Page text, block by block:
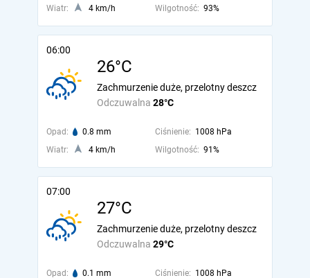
Wiatr:
4 km/h Wilgotność: 93%
06:00
26°C
Odczuwalna 28°C
Zachmurzenie duże, przelotny deszcz
Opad: 0.8 mm Ciśnienie: 1008 hPa
Wiatr:
4 km/h Wilgotność: 91%
07:00
27°C
Odczuwalna 29°C
Zachmurzenie duże, przelotny deszcz
Opad: 0.1 mm Ciśnienie: 1008 hPa